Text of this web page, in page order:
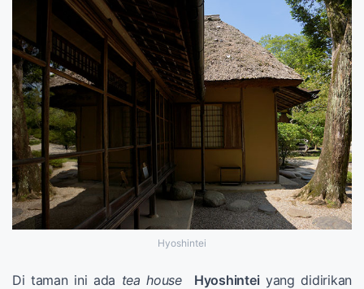
Hyoshintei
Di taman ini ada tea house Hyoshintei yang didirikan